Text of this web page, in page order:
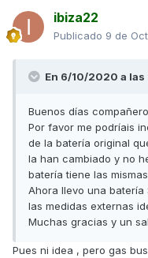
ibiza22
Publicado 9 de
En 6/10/2020 a las
Buenos días
Por favor me podríais
de la batería original
la han cambiado y no
batería tiene las
Ahora llevo una batería
las medidas externas
Muchas gracias y un
Pues ni idea , pero gas